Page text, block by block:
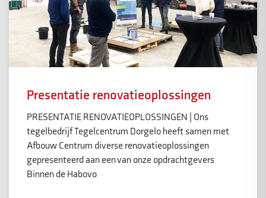
Presentatie renovatieoplossingen
PRESENTATIE RENOVATIEOPLOSSINGEN | Ons
tegelbedrijf Tegelcentrum Dorgelo heeft samen met
Afbouw Centrum diverse renovatieoplossingen
gepresenteerd aan een van onze opdrachtgevers
Binnen de Habovo